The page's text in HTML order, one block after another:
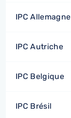
IPC Allemagne
IPC Autriche
IPC Belgique
IPC Brésil